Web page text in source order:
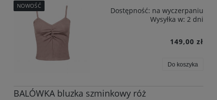
Dostępność: na wyczerpaniu
Wysyłka w: 2 dni
149,00 zł
Do koszyka
NOWOŚĆ
BALÓWKA bluzka szminkowy róż